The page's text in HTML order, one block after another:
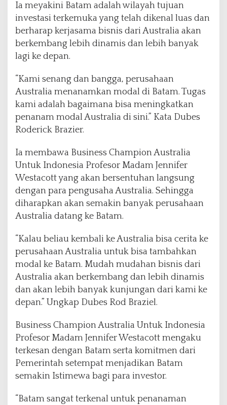
Ia meyakini Batam adalah wilayah tujuan
investasi terkemuka yang telah dikenal luas dan
berharap kerjasama bisnis dari Australia akan
berkembang lebih dinamis dan lebih banyak
lagi ke depan.
“Kami senang dan bangga, perusahaan
Australia menanamkan modal di Batam. Tugas
kami adalah bagaimana bisa meningkatkan
penanam modal Australia di sini.” Kata Dubes
Roderick Brazier.
Ia membawa Business Champion Australia
Untuk Indonesia Profesor Madam Jennifer
Westacott yang akan bersentuhan langsung
dengan para pengusaha Australia. Sehingga
diharapkan akan semakin banyak perusahaan
Australia datang ke Batam.
“Kalau beliau kembali ke Australia bisa cerita ke
perusahaan Australia untuk bisa tambahkan
modal ke Batam. Mudah mudahan bisnis dari
Australia akan berkembang dan lebih dinamis
dan akan lebih banyak kunjungan dari kami ke
depan.” Ungkap Dubes Rod Braziel.
Business Champion Australia Untuk Indonesia
Profesor Madam Jennifer Westacott mengaku
terkesan dengan Batam serta komitmen dari
Pemerintah setempat menjadikan Batam
semakin Istimewa bagi para investor.
“Batam sangat terkenal untuk penanaman